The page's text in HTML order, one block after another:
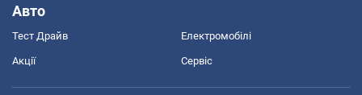
Авто
Тест Драйв Електромобілі
Акції Сервіс